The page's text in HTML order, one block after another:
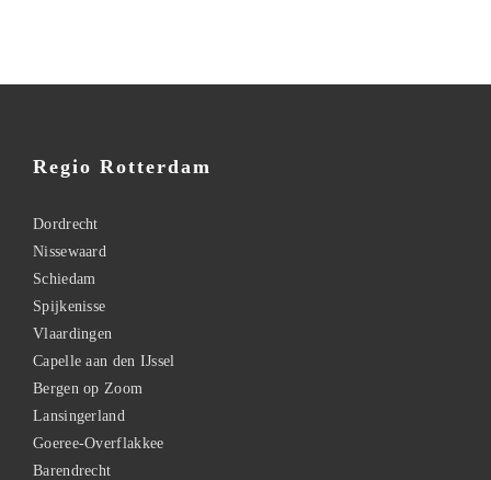
Regio Rotterdam
Dordrecht
Nissewaard
Schiedam
Spijkenisse
Vlaardingen
Capelle aan den IJssel
Bergen op Zoom
Lansingerland
Goeree-Overflakkee
Barendrecht